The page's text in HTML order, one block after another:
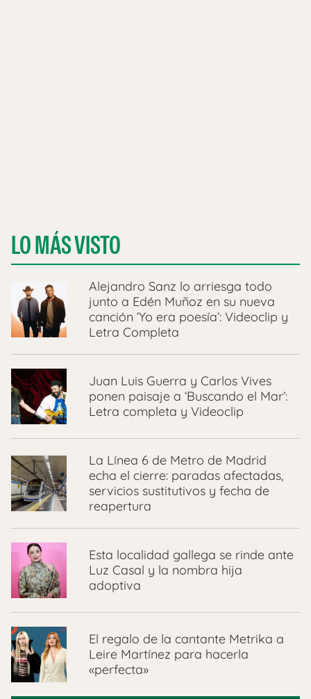
LO MÁS VISTO
Alejandro Sanz lo arriesga todo
junto a Edén Muñoz en su nueva
canción ‘Yo era poesía’: Videoclip y
Letra Completa
Juan Luis Guerra y Carlos Vives
ponen paisaje a ‘Buscando el Mar’:
Letra completa y Videoclip
La Línea 6 de Metro de Madrid
echa el cierre: paradas afectadas,
servicios sustitutivos y fecha de
reapertura
Esta localidad gallega se rinde ante
Luz Casal y la nombra hija
adoptiva
El regalo de la cantante Metrika a
Leire Martínez para hacerla
«perfecta»